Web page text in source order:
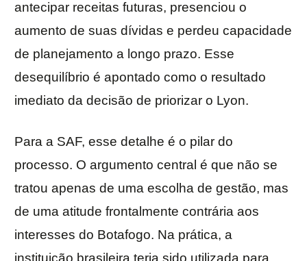
antecipar receitas futuras, presenciou o
aumento de suas dívidas e perdeu capacidade
de planejamento a longo prazo. Esse
desequilíbrio é apontado como o resultado
imediato da decisão de priorizar o Lyon.
Para a SAF, esse detalhe é o pilar do
processo. O argumento central é que não se
tratou apenas de uma escolha de gestão, mas
de uma atitude frontalmente contrária aos
interesses do Botafogo. Na prática, a